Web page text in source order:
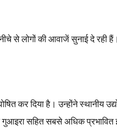
से लोगों की आवाजें सुनाई दे रही
कर दिया है। उन्होंने स्थानीय
सहित सबसे अधिक प्रभावित